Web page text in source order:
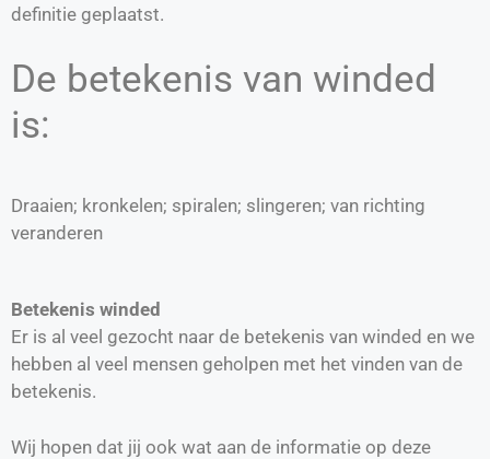
definitie geplaatst.
De betekenis van winded
is:
Draaien; kronkelen; spiralen; slingeren; van richting
veranderen
Betekenis winded
Er is al veel gezocht naar de betekenis van winded en we
hebben al veel mensen geholpen met het vinden van de
betekenis.
Wij hopen dat jij ook wat aan de informatie op deze